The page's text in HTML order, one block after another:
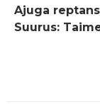
Ajuga
Suurus: